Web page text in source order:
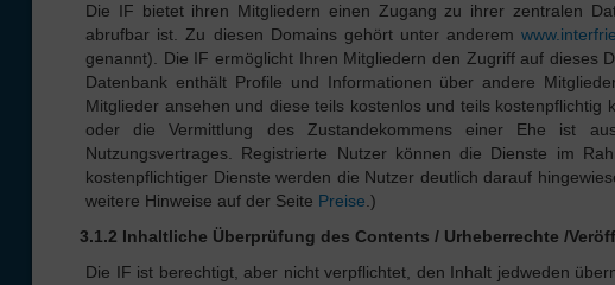
Die IF bietet ihren Mitgliedern einen Zugang zu ihrer zentralen
abrufbar ist. Zu diesen Domains gehört unter anderem
genannt). Die IF ermöglicht Ihren Mitgliedern den Zugriff auf dieses
Datenbank enthält Profile und Informationen über andere
Mitglieder ansehen und diese teils kostenlos und teils
oder die Vermittlung des Zustandekommens einer Ehe ist
Nutzungsvertrages. Registrierte Nutzer können die Dienste im
kostenpflichtiger Dienste werden die Nutzer deutlich darauf
weitere Hinweise auf der Seite Preise .)
3.1.2 Inhaltliche Überprüfung des Contents / Urheberrechte /
Die IF ist berechtigt, aber nicht verpflichtet, den Inhalt jedweden